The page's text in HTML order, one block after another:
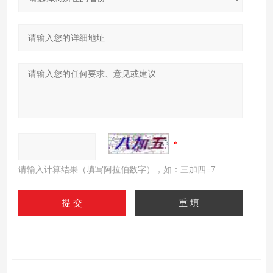
请输入计算结果（填写阿拉伯数字），如：三加四=7